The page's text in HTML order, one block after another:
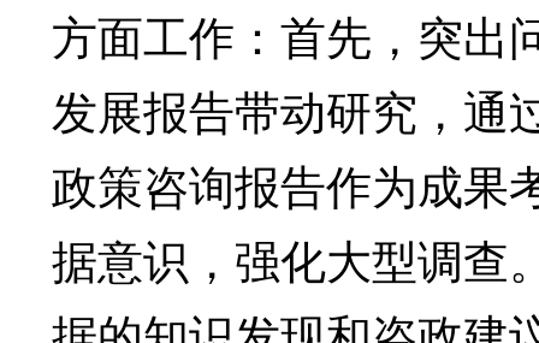
方面工作：首先，突出
发展报告带动研究，通
政策咨询报告作为成果
据意识，强化大型调查